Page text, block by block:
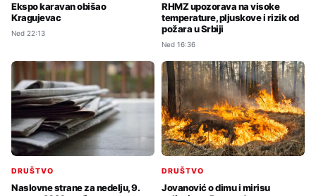
Ekspo karavan obišao
Kragujevac
Ned 22:13
RHMZ upozorava na visoke
temperature, pljuskove i rizik od
požara u Srbiji
Ned 16:36
DRUŠTVO
Naslovne strane za nedelju, 9.
DRUŠTVO
Jovanović o dimu i mirisu